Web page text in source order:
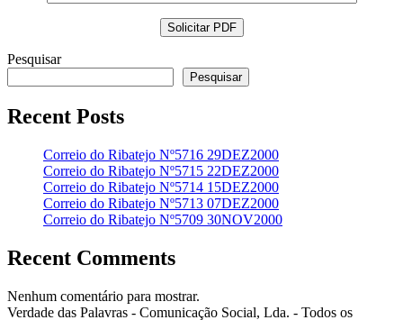
Pesquisar
Pesquisar
Recent Posts
Correio do Ribatejo Nº5716 29DEZ2000
Correio do Ribatejo Nº5715 22DEZ2000
Correio do Ribatejo Nº5714 15DEZ2000
Correio do Ribatejo Nº5713 07DEZ2000
Correio do Ribatejo Nº5709 30NOV2000
Recent Comments
Nenhum comentário para mostrar.
Verdade das Palavras - Comunicação Social, Lda. - Todos os